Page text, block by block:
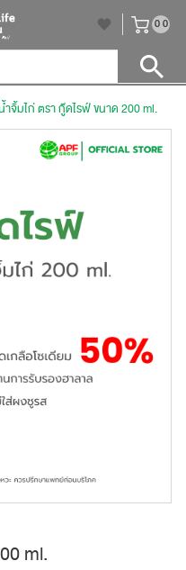
00
ำจิ้มไก่ ตรา กู๊ดไรฟ์ ขนาด 200 ml.
ml.